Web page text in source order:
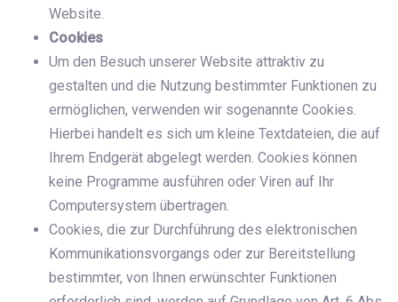
Website.
Cookies
Um den Besuch unserer Website attraktiv zu
gestalten und die Nutzung bestimmter Funktionen zu
ermöglichen, verwenden wir sogenannte Cookies.
Hierbei handelt es sich um kleine Textdateien, die auf
Ihrem Endgerät abgelegt werden. Cookies können
keine Programme ausführen oder Viren auf Ihr
Computersystem übertragen.
Cookies, die zur Durchführung des elektronischen
Kommunikationsvorgangs oder zur Bereitstellung
bestimmter, von Ihnen erwünschter Funktionen